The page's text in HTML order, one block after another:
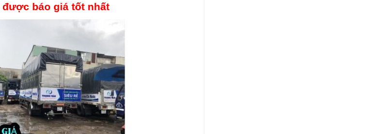
được báo giá tốt nhất